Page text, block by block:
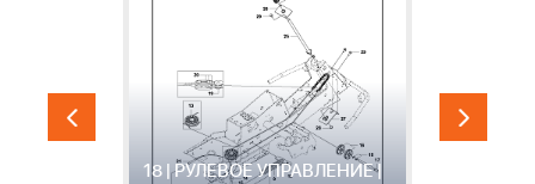
18 | РУЛЕВОЕ УПРАВЛЕНИЕ |